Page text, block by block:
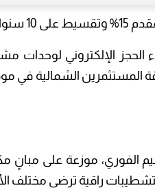
سنوات
الحجز الإلكتروني لوحدات
للتسليم الفوري، موزعة على
راقية ترضي مختلف